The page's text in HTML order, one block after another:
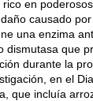
en
causado
una enzima
dismutasa que
durante la
en el
que incluía